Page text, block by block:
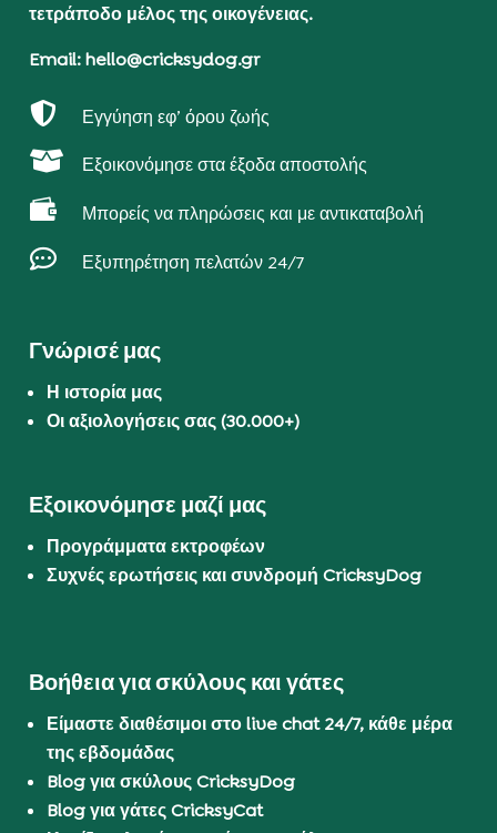
τετράποδο μέλος της οικογένειας.
Email: hello@cricksydog.gr
 Εγγύηση εφ’ όρου ζωής
 Εξοικονόμησε στα έξοδα αποστολής
 Μπορείς να πληρώσεις και με αντικαταβολή
 Εξυπηρέτηση πελατών 24/7
Γνώρισέ μας
Η ιστορία μας
Οι αξιολογήσεις σας (30.000+)
Εξοικονόμησε μαζί μας
Προγράμματα εκτροφέων
Συχνές ερωτήσεις και συνδρομή CricksyDog
Βοήθεια για σκύλους και γάτες
Είμαστε διαθέσιμοι στο live chat 24/7, κάθε μέρα
της εβδομάδας
Blog για σκύλους CricksyDog
Blog για γάτες CricksyCat